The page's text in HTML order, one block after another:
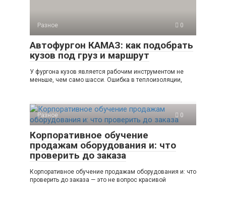
Разное 0
Автофургон КАМАЗ: как подобрать
кузов под груз и маршрут
У фургона кузов является рабочим инструментом не
меньше, чем само шасси. Ошибка в теплоизоляции,
Разное 0
Корпоративное обучение
продажам оборудования и: что
проверить до заказа
Корпоративное обучение продажам оборудования и: что
проверить до заказа — это не вопрос красивой